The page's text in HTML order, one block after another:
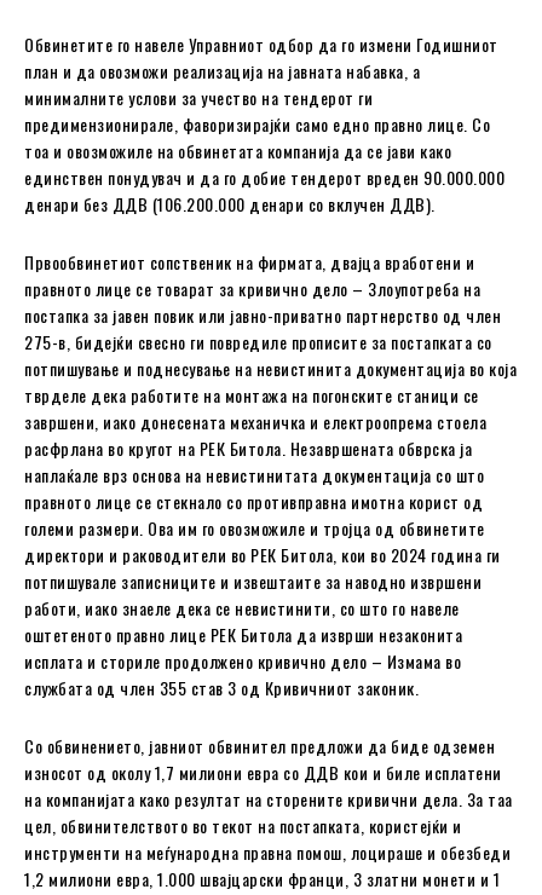
Обвинетите го навеле Управниот одбор да го измени Годишниот
план и да овозможи реализација на јавната набавка, а
минималните услови за учество на тендерот ги
предимензионирале, фаворизирајќи само едно правно лице. Со
тоа и овозможиле на обвинетата компанија да се јави како
единствен понудувач и да го добие тендерот вреден 90.000.000
денари без ДДВ (106.200.000 денари со вклучен ДДВ).
Првообвинетиот сопственик на фирмата, двајца вработени и
правното лице се товарат за кривично дело – Злоупотреба на
постапка за јавен повик или јавно-приватно партнерство од член
275-в, бидејќи свесно ги повредиле прописите за постапката со
потпишување и поднесување на невистинита документација во која
тврделе дека работите на монтажа на погонските станици се
завршени, иако донесената механичка и електроопрема стоела
расфрлана во кругот на РЕК Битола. Незавршената обврска ја
наплаќале врз основа на невистинитата документација со што
правното лице се стекнало со противправна имотна корист од
големи размери. Ова им го овозможиле и тројца од обвинетите
директори и раководители во РЕК Битола, кои во 2024 година ги
потпишувале записниците и извештаите за наводно извршени
работи, иако знаеле дека се невистинити, со што го навеле
оштетеното правно лице РЕК Битола да изврши незаконита
исплата и сториле продолжено кривично дело – Измама во
службата од член 355 став 3 од Кривичниот законик.
Со обвинението, јавниот обвинител предложи да биде одземен
износот од околу 1,7 милиони евра со ДДВ кои и биле исплатени
на компанијата како резултат на сторените кривични дела. За таа
цел, обвинителството во текот на постапката, користејќи и
инструменти на меѓународна правна помош, лоцираше и обезбеди
1,2 милиони евра, 1.000 швајцарски франци, 3 златни монети и 1